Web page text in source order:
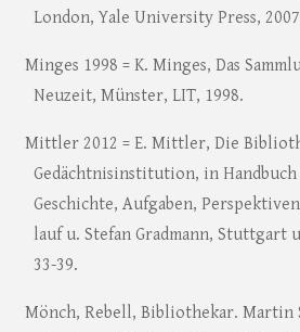
London, Yale University Press,
Minges 1998 = K. Minges, Das
Neuzeit, Münster, LIT, 1998.
Mittler 2012 = E. Mittler, Die
Gedächtnisinstitution, in
Geschichte, Aufgaben,
lauf u. Stefan Gradmann, Stuttgart
33-39.
Mönch, Rebell, Bibliothekar.